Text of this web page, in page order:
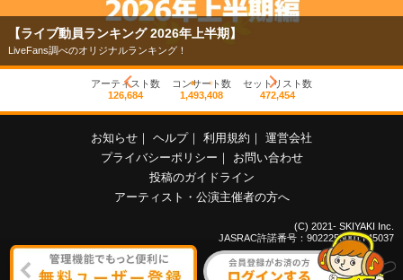
【ライブ動員ランキング 2026年上半期】
LiveFans調べのオリジナルランキング！
アーティスト数
126,684
コンサート数
1,493,408
セットリスト数
472,454
お知らせ ｜ ヘルプ｜ 利用規約 ｜ 運営会社
プライバシーポリシー ｜
お問い合わせ
投稿のガイドライン
アーティスト・公演主催者の方へ
(C) 2021- SKIYAKI Inc.
JASRAC許諾番号：9022255001Y45037